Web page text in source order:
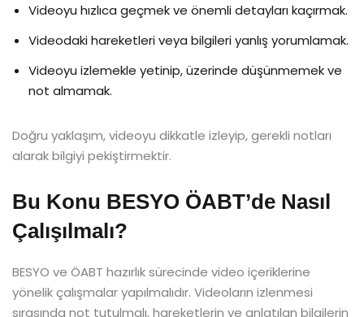
Videoyu hızlıca geçmek ve önemli detayları kaçırmak.
Videodaki hareketleri veya bilgileri yanlış yorumlamak.
Videoyu izlemekle yetinip, üzerinde düşünmemek ve
not almamak.
Doğru yaklaşım, videoyu dikkatle izleyip, gerekli notları
alarak bilgiyi pekiştirmektir.
Bu Konu BESYO ÖABT’de Nasıl
Çalışılmalı?
BESYO ve ÖABT hazırlık sürecinde video içeriklerine
yönelik çalışmalar yapılmalıdır. Videoların izlenmesi
sırasında not tutulmalı, hareketlerin ve anlatılan bilgilerin